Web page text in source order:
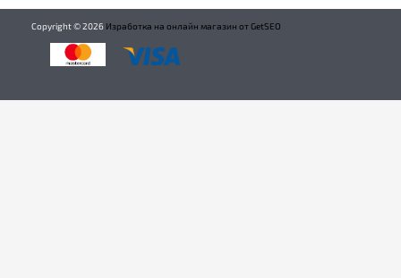
Copyright ©2026 Изработка на онлайн магазин от GetSEO